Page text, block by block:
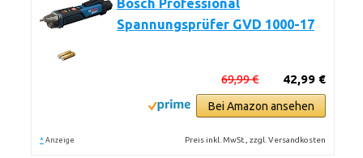
Bosch Professional
Spannungsprüfer GVD 1000-17
42,99 €
69,99 €
Bei Amazon ansehen
* Anzeige Preis inkl. MwSt., zzgl. Versandkosten